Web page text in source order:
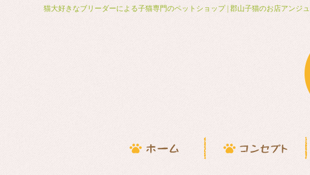
猫大好きなブリーダーによる子猫専門のペットショップ | 郡山子猫のお店アンジュ